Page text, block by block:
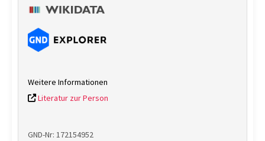
Weitere Informationen
Literatur zur Person
GND-Nr: 172154952